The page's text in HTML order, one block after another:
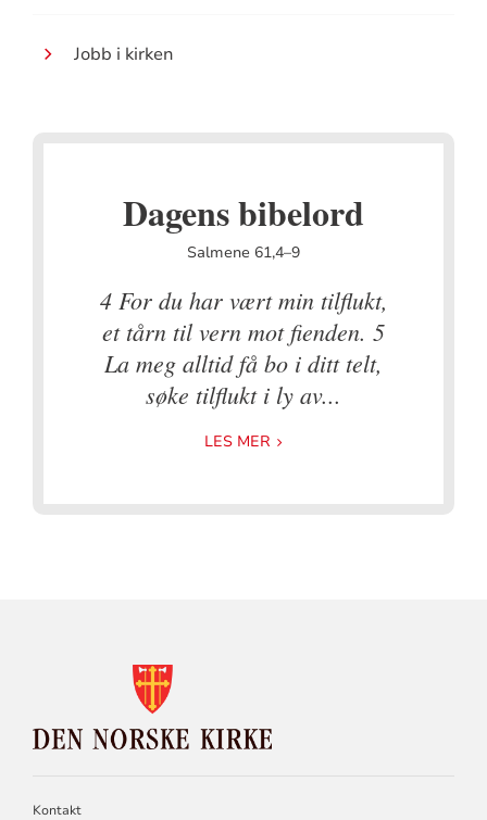
Jobb i kirken
Dagens bibelord
Salmene 61,4–9
4 For du har vært min tilflukt,
et tårn til vern mot fienden. 5
La meg alltid få bo i ditt telt,
søke tilflukt i ly av...
LES MER
NORSKE
KIRKE
Kontakt